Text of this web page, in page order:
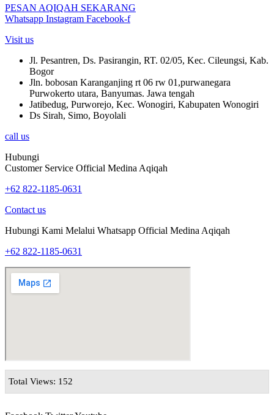
PESAN AQIQAH SEKARANG
Whatsapp Instagram Facebook-f
Visit us
Jl. Pesantren, Ds. Pasirangin, RT. 02/05, Kec. Cileungsi, Kab.
Bogor
Jln. bobosan Karanganjing rt 06 rw 01,purwanegara
Purwokerto utara, Banyumas. Jawa tengah
Jatibedug, Purworejo, Kec. Wonogiri, Kabupaten Wonogiri
Ds Sirah, Simo, Boyolali
call us
Hubungi
Customer Service Official Medina Aqiqah
+62 822-1185-0631
Contact us
Hubungi Kami Melalui Whatsapp Official Medina Aqiqah
+62 822-1185-0631
Total Views: 152